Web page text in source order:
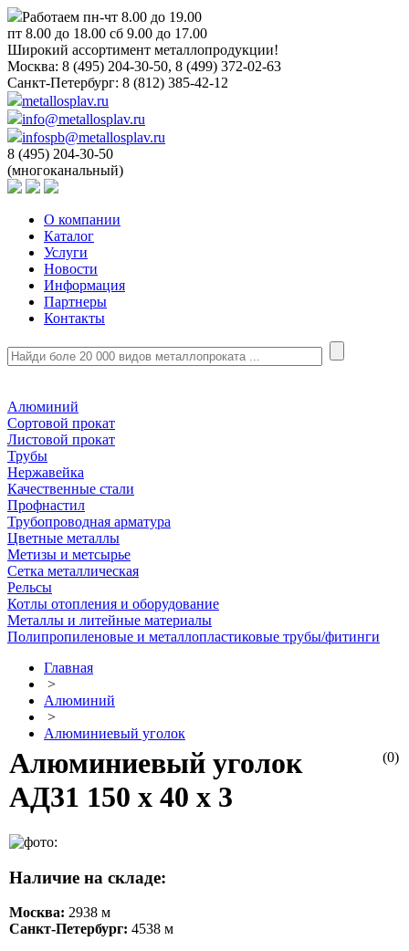
Работаем пн-чт 8.00 до 19.00
пт 8.00 до 18.00 сб 9.00 до 17.00
Широкий ассортимент металлопродукции!
Москва: 8 (495) 204-30-50, 8 (499) 372-02-63
Санкт-Петербург: 8 (812) 385-42-12
metallosplav.ru
info@metallosplav.ru
infospb@metallosplav.ru
8 (495) 204-30-50
(многоканальный)
О компании
Каталог
Услуги
Новости
Информация
Партнеры
Контакты
Алюминий
Сортовой прокат
Листовой прокат
Трубы
Нержавейка
Качественные стали
Профнастил
Трубопроводная арматура
Цветные металлы
Метизы и метсырье
Сетка металлическая
Рельсы
Котлы отопления и оборудование
Металлы и литейные материалы
Полипропиленовые и металлопластиковые трубы/фитинги
Главная
>
Алюминий
>
Алюминиевый уголок
(0)
Алюминиевый уголок
АД31 150 х 40 х 3
Наличие на складе:
Москва: 2938 м
Санкт-Петербург: 4538 м